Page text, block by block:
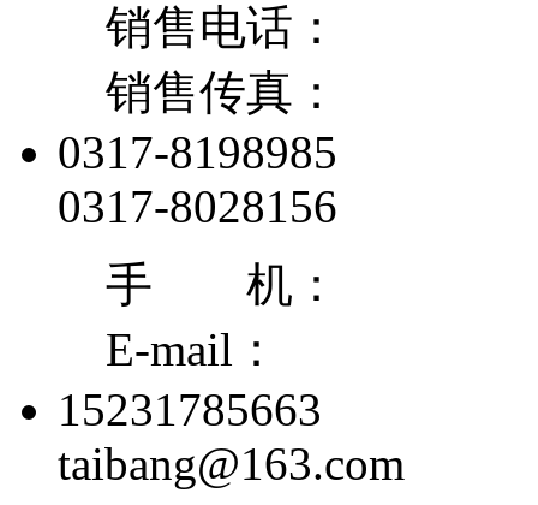
销售电话：
销售传真：
0317-8198985
0317-8028156
手 机：
E-mail：
15231785663
taibang@163.com